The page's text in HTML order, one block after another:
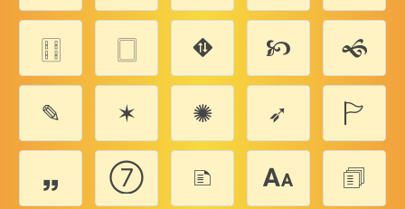
🀓
🀆 ⛖ 🙥
🙜
✎
✶ ✺ ➶
🏱
🙸
➆ 🗈 🗛 🗊